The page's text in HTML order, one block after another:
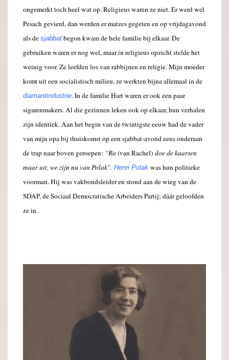
ongemerkt toch heel wat op. Religieus waren ze niet. Er werd wel
Pesach gevierd, dan werden er matzes gegeten en op vrijdagavond
als de sjabbat begon kwam de hele familie bij elkaar. De
gebruiken waren er nog wel, maar in religieus opzicht stelde het
weinig voor. Ze leefden los van rabbijnen en religie. Mijn moeder
komt uit een socialistisch milieu, ze werkten bijna allemaal in de
diamantindustrie. In de familie Hart waren er ook een paar
sigarenmakers. Al die gezinnen leken ook op elkaar, hun verhalen
zijn identiek. Aan het begin van de twintigste eeuw had de vader
van mijn opa bij thuiskomst op een sjabbat-avond eens onderaan
de trap naar boven geroepen: “Ra (van Rachel) doe de kaarsen
maar uit, wezijn nu van Polak". Henri Polak was hun politieke
voorman. Hij was vakbondsleider en stond aan de wieg van de
SDAP, de Sociaal Democratische Arbeiders Partij; dáár geloofden
ze in.